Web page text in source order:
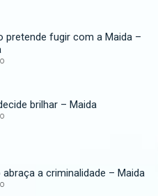
pretende fugir com a Maida –
brilhar – Maida
a criminalidade – Maida